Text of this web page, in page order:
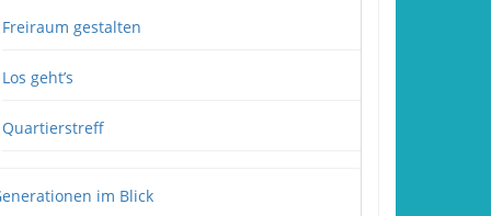
Freiraum gestalten
Los geht’s
Quartierstreff
im Blick